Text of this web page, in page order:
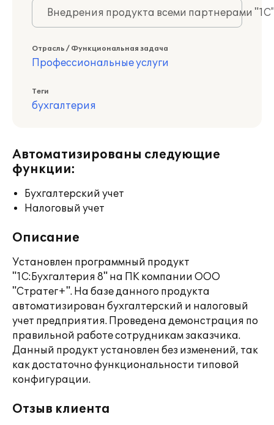
Внедрения продукта всеми партнерами
Отрасль / Функциональная задача
Профессиональные услуги
Теги
бухгалтерия
Автоматизированы следующие
функции:
Бухгалтерский учет
Налоговый учет
Описание
Установлен программный продукт
"1С:Бухгалтерия 8" на ПК компании ООО
"Стратег+". На базе данного продукта
автоматизирован бухгалтерский и налоговый
учет предприятия. Проведена демонстрация по
правильной работе сотрудникам заказчика.
Данный продукт установлен без изменений, так
как достаточно функциональности типовой
конфигурации.
Отзыв клиента